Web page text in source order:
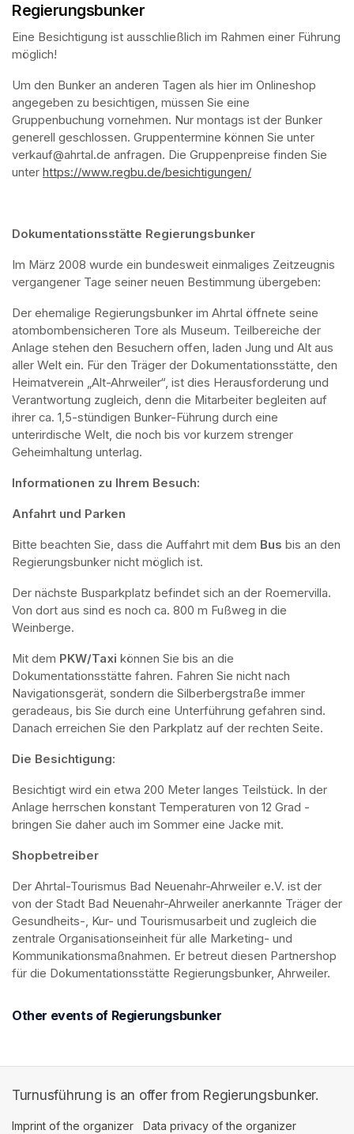
Regierungsbunker
Eine Besichtigung ist ausschließlich im Rahmen einer Führung
möglich!
Um den Bunker an anderen Tagen als hier im Onlineshop
angegeben zu besichtigen, müssen Sie eine
Gruppenbuchung vornehmen. Nur montags ist der Bunker
generell geschlossen. Gruppentermine können Sie unter
verkauf@ahrtal.de anfragen. Die Gruppenpreise finden Sie
unter https://www.regbu.de/besichtigungen/
Dokumentationsstätte Regierungsbunker
Im März 2008 wurde ein bundesweit einmaliges Zeitzeugnis
vergangener Tage seiner neuen Bestimmung übergeben:
Der ehemalige Regierungsbunker im Ahrtal öffnete seine
atombombensicheren Tore als Museum. Teilbereiche der
Anlage stehen den Besuchern offen, laden Jung und Alt aus
aller Welt ein. Für den Träger der Dokumentationsstätte, den
Heimatverein „Alt-Ahrweiler“, ist dies Herausforderung und
Verantwortung zugleich, denn die Mitarbeiter begleiten auf
ihrer ca. 1,5-stündigen Bunker-Führung durch eine
unterirdische Welt, die noch bis vor kurzem strenger
Geheimhaltung unterlag.
Informationen zu Ihrem Besuch:
Anfahrt und Parken
Bitte beachten Sie, dass die Auffahrt mit dem Bus bis an den
Regierungsbunker nicht möglich ist.
Der nächste Busparkplatz befindet sich an der Roemervilla.
Von dort aus sind es noch ca. 800 m Fußweg in die
Weinberge.
Mit dem PKW/Taxi können Sie bis an die
Dokumentationsstätte fahren. Fahren Sie nicht nach
Navigationsgerät, sondern die Silberbergstraße immer
geradeaus, bis Sie durch eine Unterführung gefahren sind.
Danach erreichen Sie den Parkplatz auf der rechten Seite.
Die Besichtigung:
Besichtigt wird ein etwa 200 Meter langes Teilstück. In der
Anlage herrschen konstant Temperaturen von 12 Grad -
bringen Sie daher auch im Sommer eine Jacke mit.
Shopbetreiber
Der Ahrtal-Tourismus Bad Neuenahr-Ahrweiler e.V. ist der
von der Stadt Bad Neuenahr-Ahrweiler anerkannte Träger der
Gesundheits-, Kur- und Tourismusarbeit und zugleich die
zentrale Organisationseinheit für alle Marketing- und
Kommunikationsmaßnahmen. Er betreut diesen Partnershop
für die Dokumentationsstätte Regierungsbunker, Ahrweiler.
Other events of Regierungsbunker
Turnusführung is an offer from Regierungsbunker.
Imprint of the organizer (opens in a new tab)
Data privacy of the organizer